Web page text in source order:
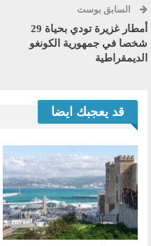
السابق بوست
أمطار غزيرة تودي بحياة 29
شخصا في جمهورية الكونغو
الديمقراطية
قد يعجبك ايضا